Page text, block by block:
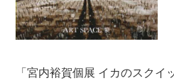
「宮内裕賀個展 イカのスクイ